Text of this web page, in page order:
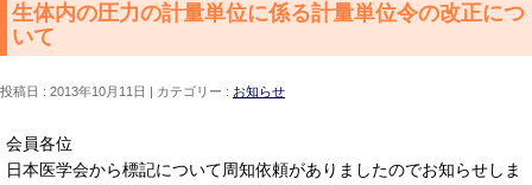
生体内の圧力の計量単位に係る計量単位令の改正につ
いて
投稿日 : 2013年10月11日 カテゴリー : お知らせ
会員各位
日本医学会から標記について周知依頼がありましたのでお知らせしま